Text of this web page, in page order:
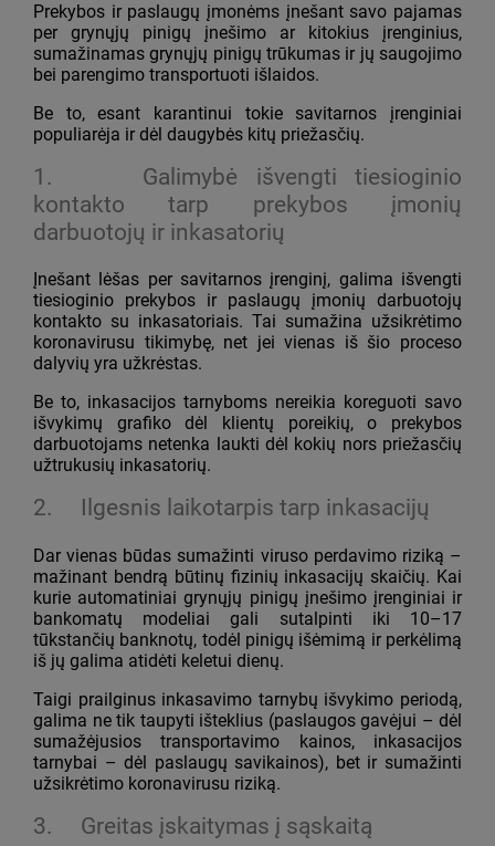
Prekybos ir paslaugų įmonėms įnešant savo pajamas
per grynųjų pinigų įnešimo ar kitokius įrenginius,
sumažinamas grynųjų pinigų trūkumas ir jų saugojimo
bei parengimo transportuoti išlaidos.
Be to, esant karantinui tokie savitarnos įrenginiai
populiarėja ir dėl daugybės kitų priežasčių.
1.
Galimybė išvengti tiesioginio
kontakto tarp prekybos įmonių
darbuotojų ir inkasatorių
Įnešant lėšas per savitarnos įrenginį, galima išvengti
tiesioginio prekybos ir paslaugų įmonių darbuotojų
kontakto su inkasatoriais. Tai sumažina užsikrėtimo
koronavirusu tikimybę, net jei vienas iš šio proceso
dalyvių yra užkrėstas.
Be to, inkasacijos tarnyboms nereikia koreguoti savo
išvykimų grafiko dėl klientų poreikių, o prekybos
darbuotojams netenka laukti dėl kokių nors priežasčių
užtrukusių inkasatorių.
2. Ilgesnis laikotarpis tarp inkasacijų
Dar vienas būdas sumažinti viruso perdavimo riziką –
mažinant bendrą būtinų fizinių inkasacijų skaičių. Kai
kurie automatiniai grynųjų pinigų įnešimo įrenginiai ir
bankomatų modeliai gali sutalpinti iki 10–17
tūkstančių banknotų, todėl pinigų išėmimą ir perkėlimą
iš jų galima atidėti keletui dienų.
Taigi prailginus inkasavimo tarnybų išvykimo periodą,
galima ne tik taupyti išteklius (paslaugos gavėjui – dėl
sumažėjusios transportavimo kainos, inkasacijos
tarnybai – dėl paslaugų savikainos), bet ir sumažinti
užsikrėtimo koronavirusu riziką.
3. Greitas įskaitymas į sąskaitą